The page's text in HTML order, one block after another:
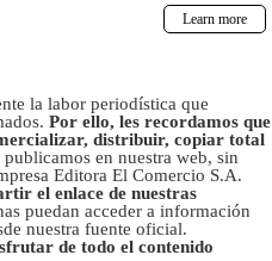
la labor periodística que
Por ello, les recordamos que
distribuir, copiar total
publicamos en nuestra web, sin
Editora El Comercio S.A.
el enlace de nuestras
puedan acceder a información
nuestra fuente oficial.
de todo el contenido